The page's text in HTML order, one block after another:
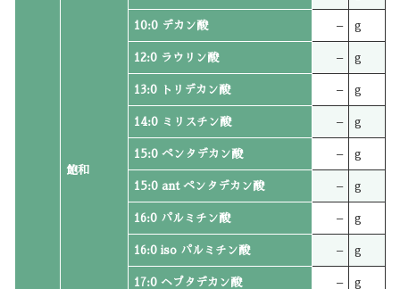
飽和
10:0 デカン酸 – g
12:0 ラウリン酸 – g
13:0 トリデカン酸 – g
14:0 ミリスチン酸 – g
15:0 ペンタデカン酸 – g
15:0 ant ペンタデカン酸 – g
16:0 パルミチン酸 – g
16:0 iso パルミチン酸 – g
17:0 ヘプタデカン酸 – g